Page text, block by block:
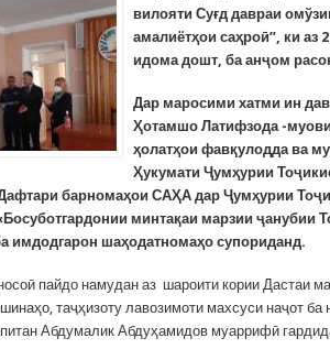
вилояти Суғд давраи
амалиётҳои саҳроӣ”, ки аз
идома дошт, ба анҷом
Дар маросими хатми ин
Ҳотамшо Латифзода -
ҳолатҳои фавқулодда ва
Ҳукумати Ҷумҳурии
барномаҳои САҲА дар Ҷумҳурии
минтақаи марзии ҷанубии
имдодгарон шаҳодатномаҳо супориданд.
пайдо намудан аз шароити кории Дастаи
таҷҳизоту лавозимоти махсуси наҷот
Абдумалик Абдуҳамидов муаррифӣ